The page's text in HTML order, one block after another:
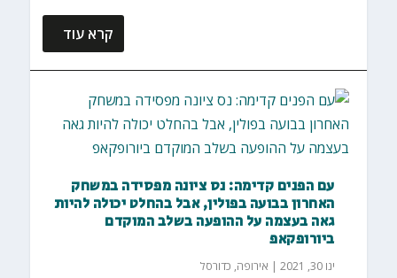
קרא עוד
עם הפנים קדימה: נס ציונה מפסידה במשחק
האחרון בבועה בפולין, אבל בהחלט יכולה להיות
גאה בעצמה על ההופעה בשלב המוקדם
ביורופקאפ
ינו 30, 2021 | אירופה, כדורסל